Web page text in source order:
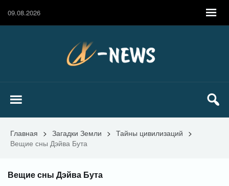
09.08.2026
Главная > Загадки Земли > Тайны цивилизаций >
Вещие сны Дэйва Бута
Вещие сны Дэйва Бута